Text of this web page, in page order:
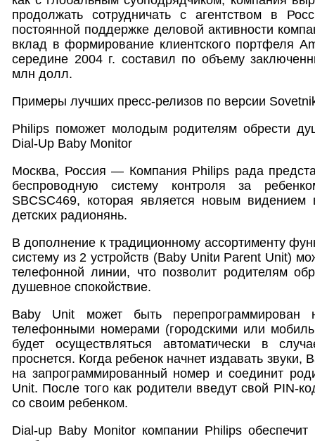
продолжать сотрудничать с агентством в
постоянной поддержке деловой активности
вклад в формирование клиентского портфеля
середине 2004 г. составил по объему
млн долл.
Примеры лучших пресс-релизов по версии
Philips поможет молодым родителям обрести
Dial-Up Baby Monitor
Москва, Россия — Компания Philips рада
беспроводную систему контроля за
SBCSC469, которая является новым видением
детских радионянь.
В дополнение к традиционному ассортименту
систему из 2 устройств (Baby Unitи Parent Unit)
телефонной линии, что позволит родителям
душевное спокойствие.
Baby Unit может быть
телефонными номерами (городскими или
будет осуществляться автоматически в
проснется. Когда ребенок начнет издавать звуки,
на запрограммированный номер и соединит
Unit. После того как родители введут свой PIN-
со своим ребенком.
Dial-up Baby Monitor компaнии Philips